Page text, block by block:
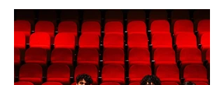
stock). Posterior a esta preventa exclusiva
se da inicio a la segunda etapa con una
preventa con 20% descuento para los
clientes del mismo banco y 20% para las
personas que se pre inscribieron y el miérc